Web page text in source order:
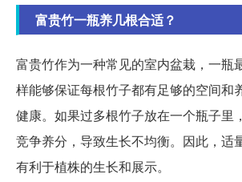
富贵竹一瓶养几根合适？
富贵竹作为一种常见的室内盆栽，一瓶
样能够保证每根竹子都有足够的空间和
健康。如果过多根竹子放在一个瓶子里
竞争养分，导致生长不均衡。因此，适
有利于植株的生长和展示。